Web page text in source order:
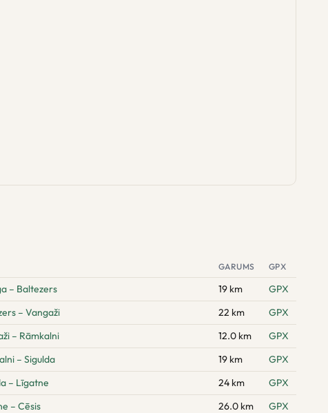
GARUMS GPX
– Baltezers 19 km
GPX
– Vangaži
22 km
GPX
– Rāmkalni
12.0 km
GPX
– Sigulda
19 km
GPX
– Līgatne
24 km
GPX
– Cēsis
26.0 km
GPX